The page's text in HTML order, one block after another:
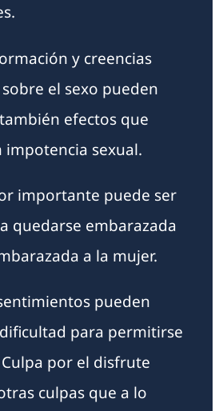
y creencias
el sexo pueden
efectos que
impotencia sexual.
importante puede ser
quedarse embarazada
a la mujer.
pueden
para permitirse
por el disfrute
culpas que a lo